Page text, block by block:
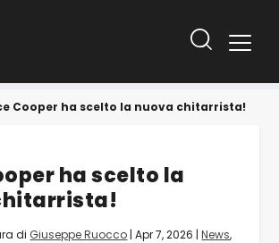
Cooper ha scelto la nuova chitarrista!
ha scelto la
di Giuseppe Ruocco |Apr 7, 2026 |News,